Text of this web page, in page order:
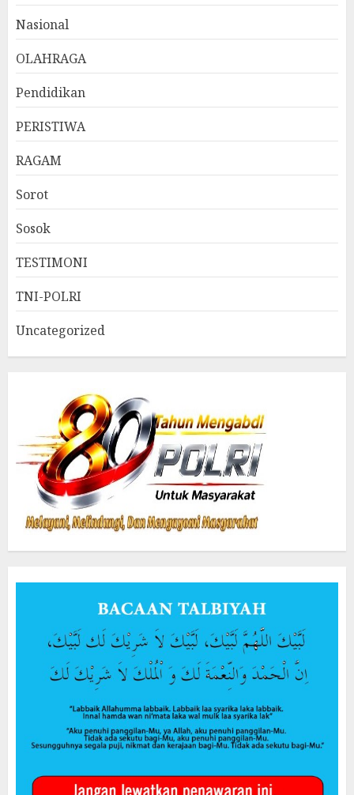
Nasional
OLAHRAGA
Pendidikan
PERISTIWA
RAGAM
Sorot
Sosok
TESTIMONI
TNI-POLRI
Uncategorized